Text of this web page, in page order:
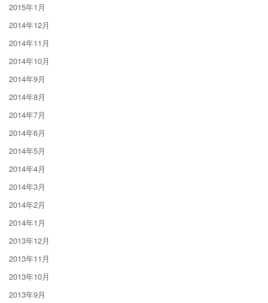
2015年1月
2014年12月
2014年11月
2014年10月
2014年9月
2014年8月
2014年7月
2014年6月
2014年5月
2014年4月
2014年3月
2014年2月
2014年1月
2013年12月
2013年11月
2013年10月
2013年9月